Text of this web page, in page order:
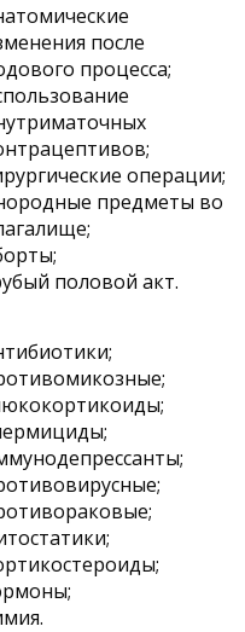
после
процесса;
операции;
предметы во
половой акт.